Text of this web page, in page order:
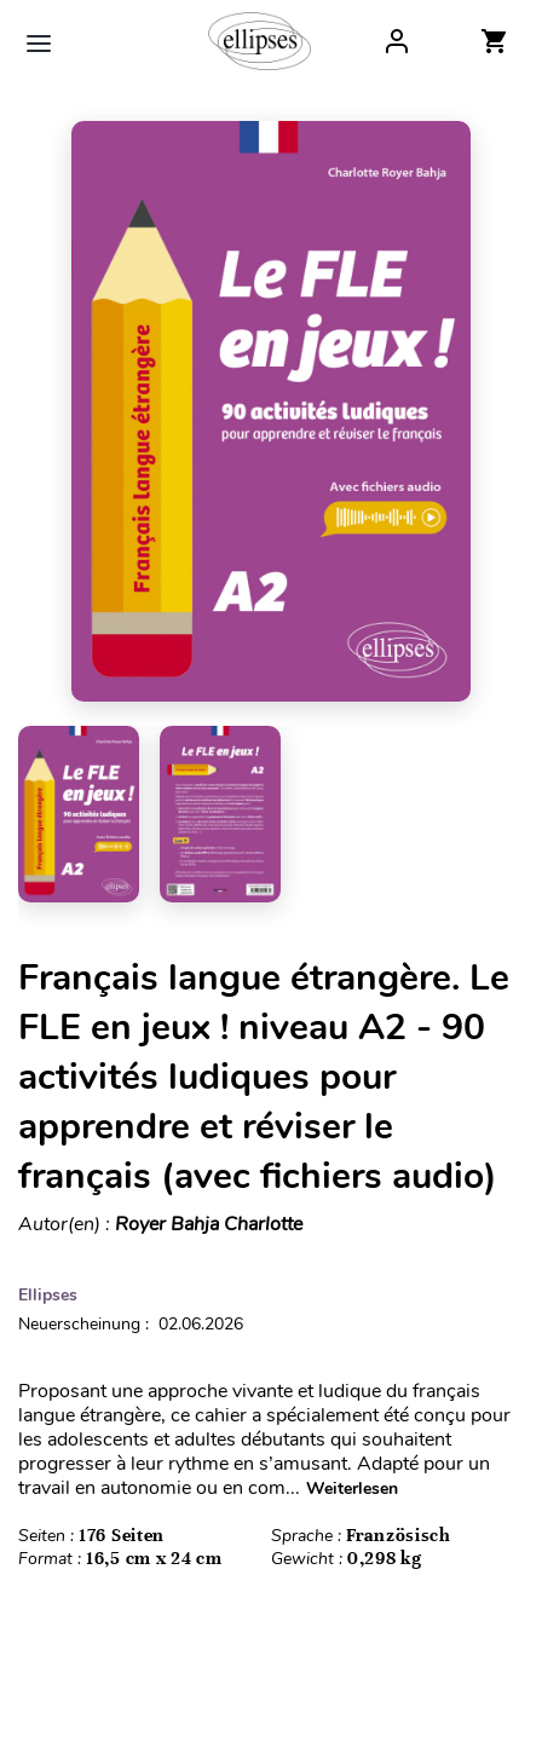
Français langue étrangère. Le
FLE en jeux ! niveau A2 - 90
activités ludiques pour
apprendre et réviser le
français (avec fichiers audio)
Autor(en) : Royer Bahja Charlotte
Ellipses
Neuerscheinung : 02.06.2026
Proposant une approche vivante et ludique du français
langue étrangère, ce cahier a spécialement été conçu pour
les adolescents et adultes débutants qui souhaitent
progresser à leur rythme en s’amusant. Adapté pour un
travail en autonomie ou en com... Weiterlesen
Seiten : 176 Seiten Sprache : Französisch
Format : 16,5 cm x 24 cm Gewicht : 0,298 kg